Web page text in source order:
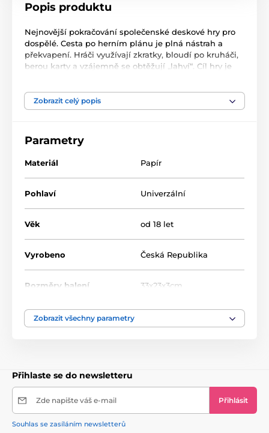
Popis produktu
Nejnovější pokračování společenské deskové hry pro
dospělé. Cesta po herním plánu je plná nástrah a
překvapení. Hráči využívají zkratky, bloudí po kruháči,
berou karty a vzájemně se obtěžují „lahví“. Cíl hry je
Zobrazit celý popis
Parametry
Materiál Papír
Pohlaví Univerzální
Věk od 18 let
Vyrobeno Česká Republika
Rozměry balení 33x23x3cm
Zobrazit všechny parametry
Přihlaste se do newsletteru
Zde napište váš e-mail Přihlásit
Souhlas se zasíláním newsletterů